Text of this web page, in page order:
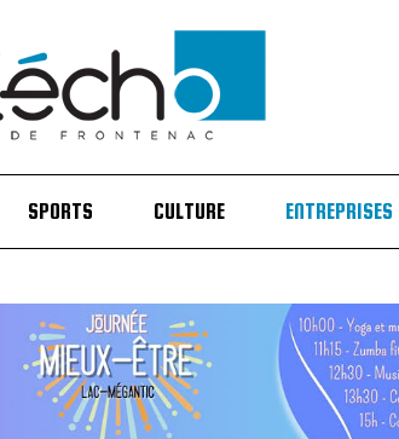
SPORTS CULTURE ENTREPRISES